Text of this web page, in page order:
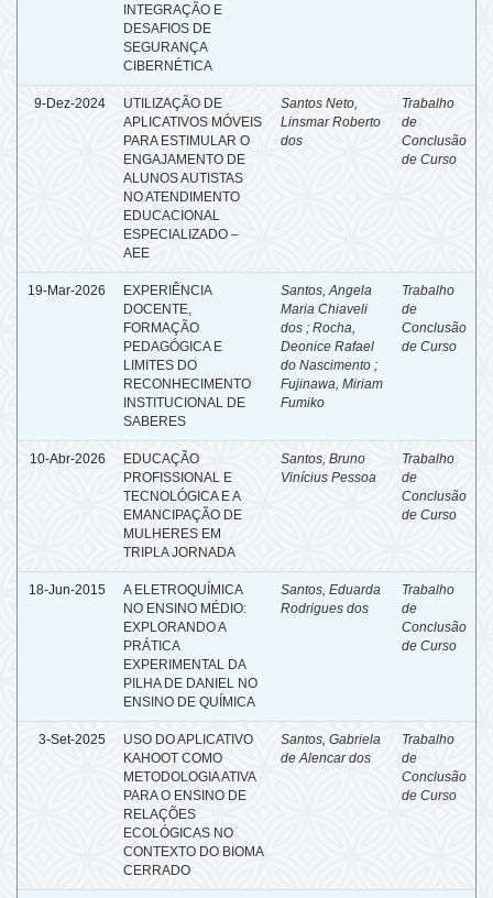
INTEGRAÇÃO E
DESAFIOS DE
SEGURANÇA
CIBERNÉTICA
9-Dez-2024
UTILIZAÇÃO DE
APLICATIVOS MÓVEIS
PARA ESTIMULAR O
ENGAJAMENTO DE
ALUNOS AUTISTAS
NO ATENDIMENTO
EDUCACIONAL
ESPECIALIZADO –
AEE
Santos Neto,
Linsmar Roberto
dos
Trabalho
de
Conclusão
de Curso
19-Mar-2026
EXPERIÊNCIA
DOCENTE,
FORMAÇÃO
PEDAGÓGICA E
LIMITES DO
RECONHECIMENTO
INSTITUCIONAL DE
SABERES
Santos, Angela
Maria Chiaveli
dos ; Rocha,
Deonice Rafael
do Nascimento ;
Fujinawa, Miriam
Fumiko
Trabalho
de
Conclusão
de Curso
10-Abr-2026
EDUCAÇÃO
PROFISSIONAL E
TECNOLÓGICA E A
EMANCIPAÇÃO DE
MULHERES EM
TRIPLA JORNADA
Santos, Bruno
Vinícius Pessoa
Trabalho
de
Conclusão
de Curso
18-Jun-2015
A ELETROQUÍMICA
NO ENSINO MÉDIO:
EXPLORANDO A
PRÁTICA
EXPERIMENTAL DA
PILHA DE DANIEL NO
ENSINO DE QUÍMICA
Santos, Eduarda
Rodrigues dos
Trabalho
de
Conclusão
de Curso
3-Set-2025
USO DO APLICATIVO
KAHOOT COMO
METODOLOGIA ATIVA
PARA O ENSINO DE
RELAÇÕES
ECOLÓGICAS NO
CONTEXTO DO BIOMA
CERRADO
Santos, Gabriela
de Alencar dos
Trabalho
de
Conclusão
de Curso